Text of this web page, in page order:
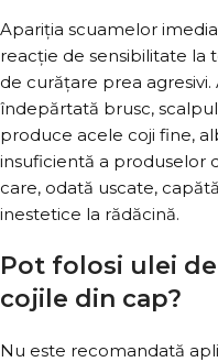
Apariția scuamelor
reacție de sensibilitate la
de curățare prea
îndepărtată brusc,
produce acele coji fine,
insuficientă a produselor
care, odată uscate,
inestetice la rădăcină.
Pot folosi ulei
cojile din cap?
Nu este recomandată